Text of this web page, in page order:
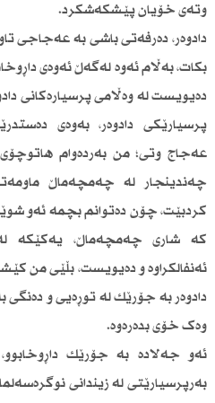
وتەی خۆیان پێشکەشکرد.
دادوەر، دەرفەتی باشی بە عەجاجی
بکات، بەڵام ئەوە لەگەڵ ئەوەی
دەیویست لە وەڵامی پرسیارەکانی
پرسیارێکی دادوەر، بەوەی
عەجاج وتی؛ من بەردەوام
چەندینجار لە چەمچەماڵ
کردبێت، چۆن دەتوانم بچمە ئەو
کە شاری چەمچەماڵ، یەکێكە
ئەنفالکراوە و دەیویست، بڵێی من
دادوەر بە جۆرێك لە توڕەیی و دەنگی
وەک خۆی بدەرەوە.
ئەو جەلادە بە جۆرێك
بەرپرسیارێتی لە زیندانی